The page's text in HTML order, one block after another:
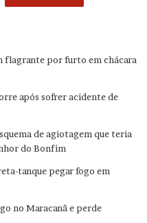
flagrante por furto em chácara
após sofrer acidente de
de agiotagem que teria
do Bonfim
tanque pegar fogo em
no Maracanã e perde